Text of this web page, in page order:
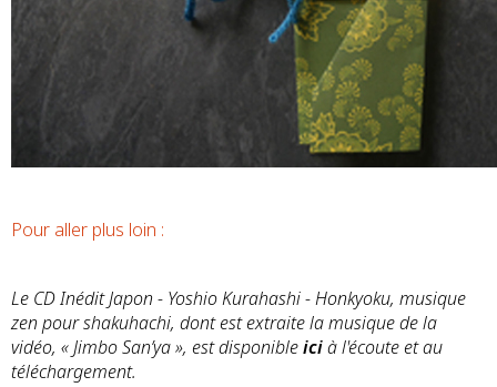
Pour aller plus loin :
Le CD Inédit Japon - Yoshio Kurahashi - Honkyoku, musique
zen pour shakuhachi, dont est extraite la musique de la
vidéo, « Jimbo San’ya », est disponibleicià l'écoute et au
téléchargement.